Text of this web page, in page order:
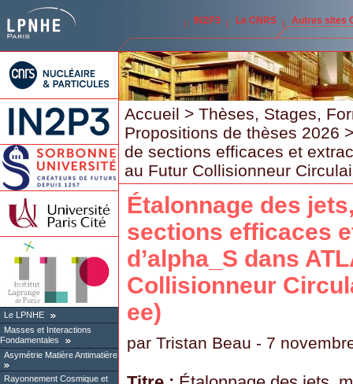
IN2P3 Le CNRS Autres sites
Le LPNHE
Masses et Interactions
Fondamentales
Asymétrie Matière Antimatière
Rayonnement Cosmique et
Accueil > Thèses, Stages,
Propositions de thèses 2026
de sections efficaces et
au Futur Collisionneur
Étalonnage des
sections efficaces
d’alpha_S dans
Collisionneur
ee)
par Tristan Beau - 7